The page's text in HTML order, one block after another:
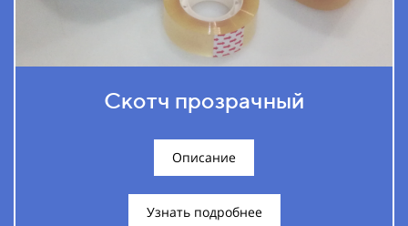
Скотч прозрачный
Описание
Узнать подробнее